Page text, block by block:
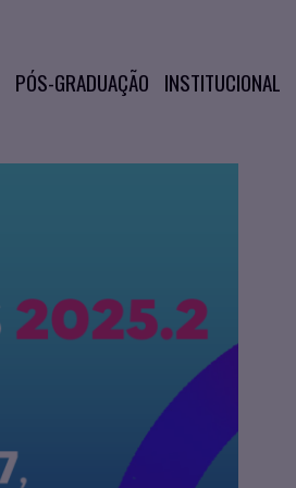
PÓS-GRADUAÇÃO INSTITUCIONAL